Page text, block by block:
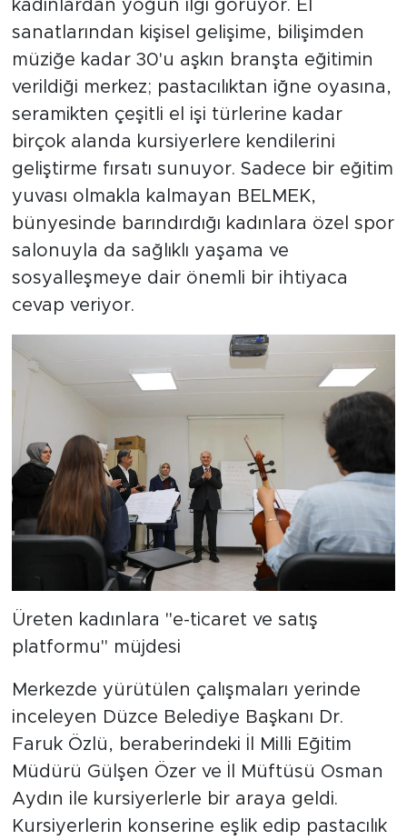
kadınlardan yoğun ilgi görüyor. El
sanatlarından kişisel gelişime, bilişimden
müziğe kadar 30'u aşkın branşta eğitimin
verildiği merkez; pastacılıktan iğne oyasına,
seramikten çeşitli el işi türlerine kadar
birçok alanda kursiyerlere kendilerini
geliştirme fırsatı sunuyor. Sadece bir eğitim
yuvası olmakla kalmayan BELMEK,
bünyesinde barındırdığı kadınlara özel spor
salonuyla da sağlıklı yaşama ve
sosyalleşmeye dair önemli bir ihtiyaca
cevap veriyor.
Üreten kadınlara "e-ticaret ve satış
platformu" müjdesi
Merkezde yürütülen çalışmaları yerinde
inceleyen Düzce Belediye Başkanı Dr.
Faruk Özlü, beraberindeki İl Milli Eğitim
Müdürü Gülşen Özer ve İl Müftüsü Osman
Aydın ile kursiyerlerle bir araya geldi.
Kursiyerlerin konserine eşlik edip pastacılık